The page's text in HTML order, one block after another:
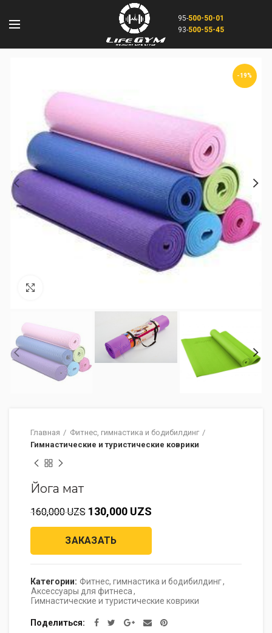
95-500-50-01
93-500-55-45
-19%
Главная
Фитнес, гимнастика и бодибилдинг
Гимнастические и туристические коврики
Йога мат
160,000UZS 130,000 UZS
ЗАКАЗАТЬ
Категории: Фитнес, гимнастика и бодибилдинг,
Аксессуары для фитнеса,
Гимнастические и туристические коврики
Поделиться